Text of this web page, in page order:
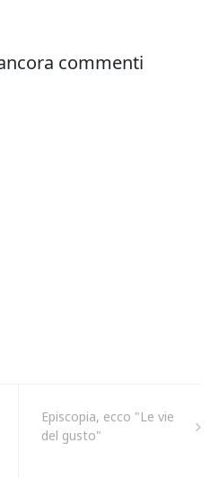
Episcopia, ecco "Le vie
del gusto"